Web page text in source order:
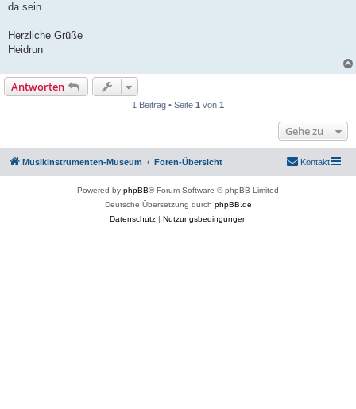
da sein.
Herzliche Grüße
Heidrun
Antworten
1 Beitrag • Seite 1 von 1
Gehe zu
Musikinstrumenten-Museum Foren-Übersicht Kontakt
Powered by phpBB® Forum Software © phpBB Limited
Deutsche Übersetzung durch phpBB.de
Datenschutz| Nutzungsbedingungen